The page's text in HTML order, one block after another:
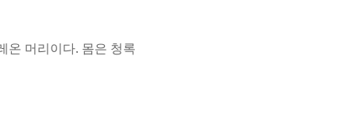
온 머리이다. 몸은 청록